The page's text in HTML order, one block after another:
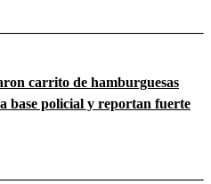
carrito de hamburguesas
base policial y reportan fuerte